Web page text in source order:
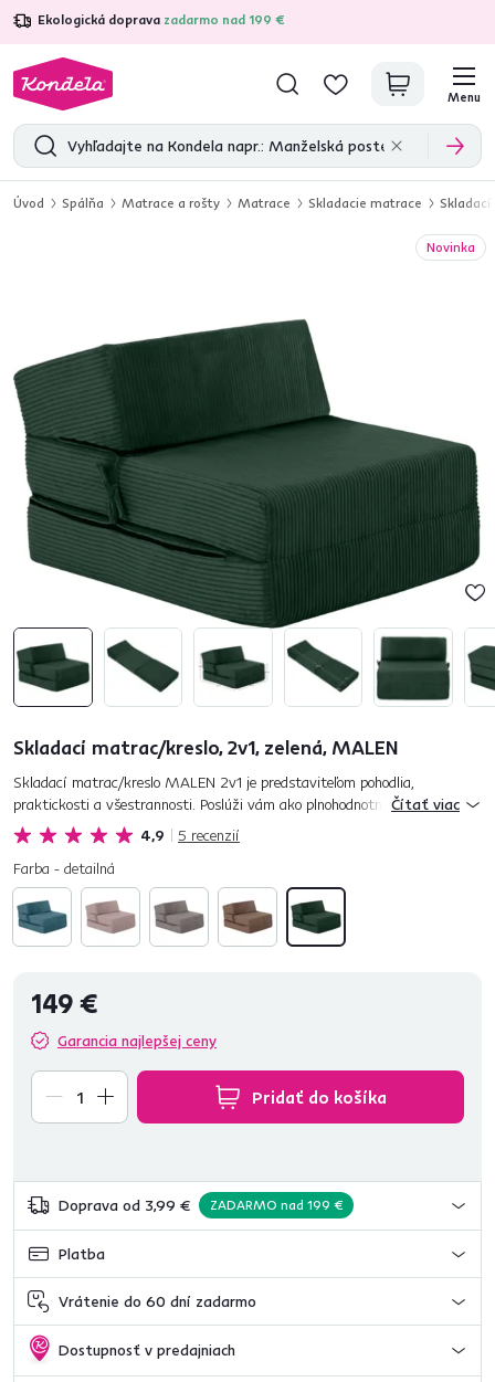
Ekologická doprava zadarmo nad 199 €
4,7 31 157overených produktových recenzií
Menu
Úvod Spálňa Matrace a rošty Matrace Skladacie matrace Skladací
Novinka
Skladací matrac/kreslo, 2v1, zelená, MALEN
4,9 5 recenzií
Skladací matrac/kreslo MALEN 2v1 je predstaviteľom pohodlia,
praktickosti a všestrannosti. Poslúži vám ako plnohodnotné kreslo alebo
skladací matrac pre občasné spanie. Jeho jadro tvorí kvalitná...
Čítať viac
Farba - detailná
149 €
Garancia najlepšej ceny
Pridať do košíka
Doprava od 3,99 € ZADARMO nad 199 €
Platba
Vrátenie do 60 dní zadarmo
Dostupnosť v predajniach